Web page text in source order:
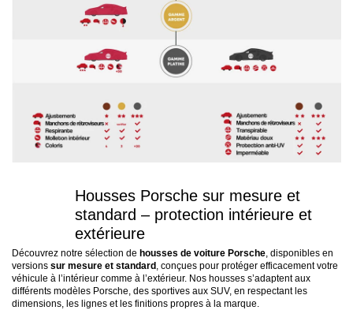
Housses Porsche sur mesure et
standard – protection intérieure et
extérieure
Découvrez notre sélection de housses de voiture Porsche , disponibles en
versions sur mesure et standard , conçues pour protéger efficacement votre
véhicule à l’intérieur comme à l’extérieur. Nos housses s’adaptent aux
différents modèles Porsche, des sportives aux SUV, en respectant les
dimensions, les lignes et les finitions propres à la marque.